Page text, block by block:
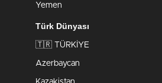
Yemen
Türk Dünyası
🇹🇷 TÜRKİYE
Azerbaycan